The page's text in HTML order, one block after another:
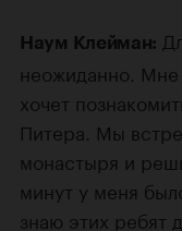
Наум Клейман:
неожиданно. Мне
хочет
Питера. Мы
монастыря и
минут у меня
знаю этих ребят